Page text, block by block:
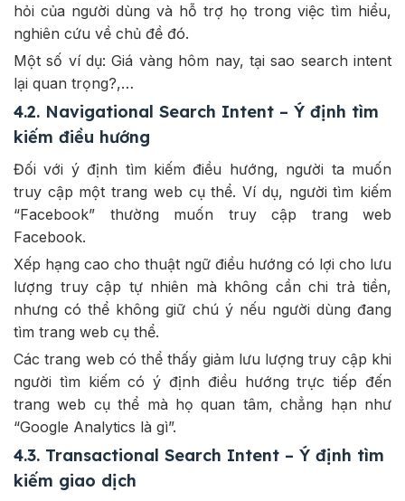
hỏi của người dùng và hỗ trợ họ trong việc tìm hiểu,
nghiên cứu về chủ đề đó.
Một số ví dụ: Giá vàng hôm nay, tại sao search intent
lại quan trọng?,…
4.2. Navigational Search Intent – Ý định tìm
kiếm điều hướng
Đối với ý định tìm kiếm điều hướng, người ta muốn
truy cập một trang web cụ thể. Ví dụ, người tìm kiếm
“Facebook” thường muốn truy cập trang web
Facebook.
Xếp hạng cao cho thuật ngữ điều hướng có lợi cho lưu
lượng truy cập tự nhiên mà không cần chi trả tiền,
nhưng có thể không giữ chú ý nếu người dùng đang
tìm trang web cụ thể.
Các trang web có thể thấy giảm lưu lượng truy cập khi
người tìm kiếm có ý định điều hướng trực tiếp đến
trang web cụ thể mà họ quan tâm, chẳng hạn như
“Google Analytics là gì”.
4.3. Transactional Search Intent – Ý định tìm
kiếm giao dịch